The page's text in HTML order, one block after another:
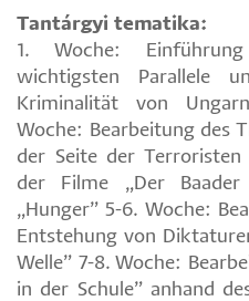
Tantárgyi tematika:
1. Woche:
wichtigsten Parallele
Kriminalität von
Woche: Bearbeitung des
der Seite der Terroristen
der Filme „Der
„Hunger” 5-6. Woche:
Entstehung von
Welle” 7-8. Woche:
in der Schule” anhand